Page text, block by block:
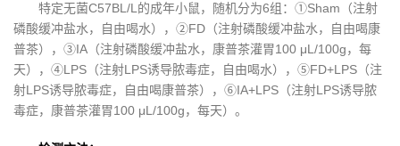
特定无菌C57BL/L的成年小鼠，随机分为6组：①Sham（注射
磷酸缓冲盐水，自由喝水），②FD（注射磷酸缓冲盐水，自由喝康
普茶），③IA（注射磷酸缓冲盐水，康普茶灌胃100 μL/100g，每
天），④LPS（注射LPS诱导脓毒症，自由喝水），⑤FD+LPS（注
射LPS诱导脓毒症，自由喝康普茶），⑥IA+LPS（注射LPS诱导脓
毒症，康普茶灌胃100 μL/100g，每天）。